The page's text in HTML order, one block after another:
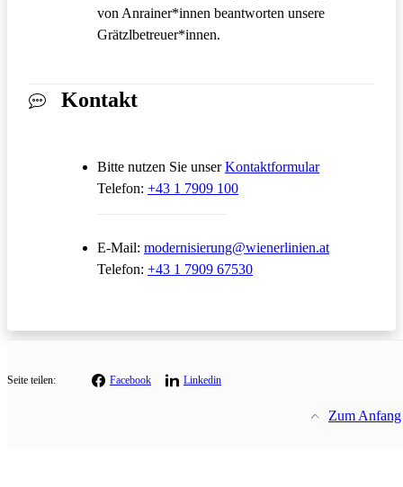
von Anrainer*innen beantworten unsere
Grätzlbetreuer*innen.
Kontakt
Bitte nutzen Sie unserKontaktformularÖffnet in
Telefon: +43 1 7909 100
E-Mail: modernisierung@wienerlinien.atÖffnet in
Telefon: +43 1 7909 67530
Seite teilen: Facebook Linkedin
Zum Anfang